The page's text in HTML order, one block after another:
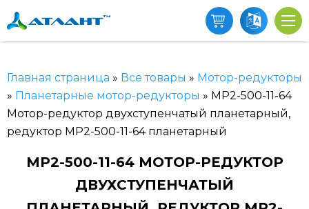
Главная страница » Все товары » Мотор-редукторы
» Планетарные мотор-редукторы » МР2-500-11-64
Мотор-редуктор двухступенчатый планетарный,
редуктор МР2-500-11-64 планетарный
МР2-500-11-64 МОТОР-РЕДУКТОР
ДВУХСТУПЕНЧАТЫЙ